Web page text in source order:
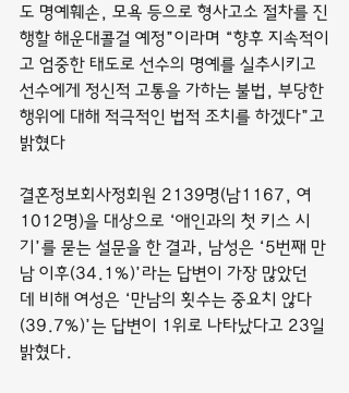
도 명예훼손, 모욕 등으로 형사고소 절차를 진
행할 해운대콜걸 예정”이라며 “향후 지속적이
고 엄중한 태도로 선수의 명예를 실추시키고
선수에게 정신적 고통을 가하는 불법, 부당한
행위에 대해 적극적인 법적 조치를 하겠다”고
밝혔다
결혼정보회사정회원 2139명(남1167, 여
1012명)을 대상으로 ‘애인과의 첫 키스 시
기’를 묻는 설문을 한 결과, 남성은 ‘5번째 만
남 이후(34.1%)’라는 답변이 가장 많았던
데 비해 여성은 ‘만남의 횟수는 중요치 않다
(39.7%)’는 답변이 1위로 나타났다고 23일
밝혔다.